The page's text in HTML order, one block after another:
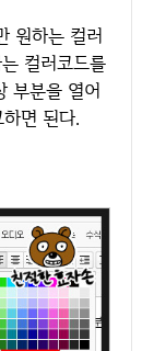
컬러코드를
부분을 열어
면 된다.